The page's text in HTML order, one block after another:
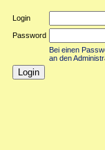
Login
Password
Bei einen
an den